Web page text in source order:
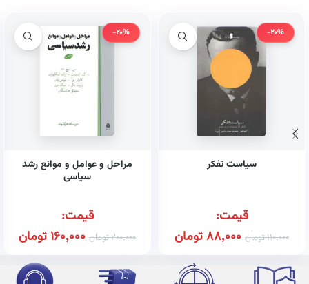
-20%
سیاست تفکر
قیمت:
110,000تومان 88,000تومان
-20%
مراحل و عوامل و موانع رشد
سیاسی
قیمت:
200,000تومان 160,000تومان